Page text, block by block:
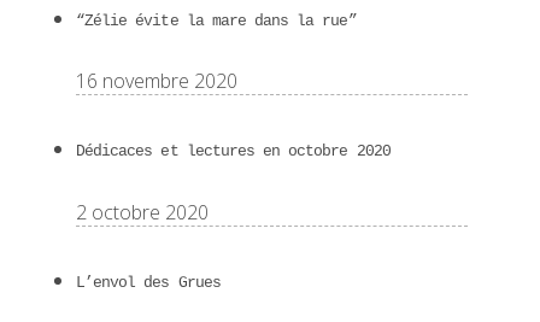
“Zélie évite la mare dans la rue”
16 novembre 2020
Dédicaces et lectures en octobre 2020
2 octobre 2020
L’envol des Grues